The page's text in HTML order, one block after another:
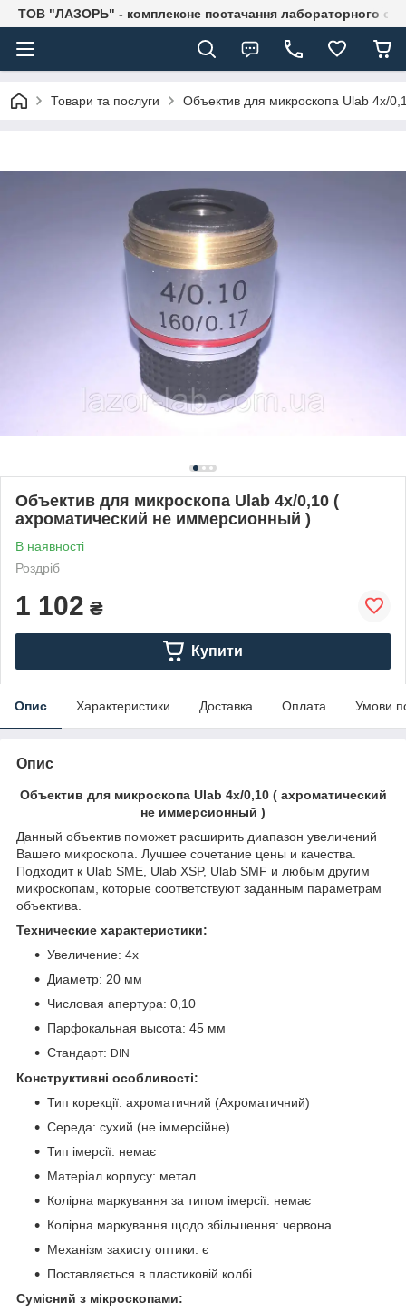
ТОВ "ЛАЗОРЬ" - комплексне постачання лабораторного
Товари та послуги Объектив для микроскопа Ulab 4х/
Объектив для микроскопа Ulab 4х/0,10 (
ахроматический не иммерсионный )
В наявності
Роздріб
1 102 ₴
Купити
Опис Характеристики Доставка Оплата Умови
Опис
Объектив для микроскопа Ulab 4х/0,10 ( ахроматический
не иммерсионный )
Данный объектив поможет расширить диапазон увеличений
Вашего микроскопа. Лучшее сочетание цены и качества.
Подходит к Ulab SME, Ulab XSP, Ulab SMF и любым другим
микроскопам, которые соответствуют заданным параметрам
объектива.
Технические характеристики:
Увеличение: 4х
Диаметр: 20 мм
Числовая апертура: 0,10
Парфокальная высота: 45 мм
Стандарт: DIN
Конструктивні особливості:
Тип корекції: ахроматичний (Ахроматичний)
Середа: сухий (не іммерсійне)
Тип імерсії: немає
Матеріал корпусу: метал
Колірна маркування за типом імерсії: немає
Колірна маркування щодо збільшення: червона
Механізм захисту оптики: є
Поставляється в пластиковій колбі
Сумісний з мікроскопами: